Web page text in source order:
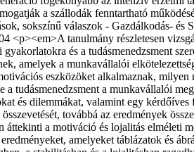
a szállodák fenntartható
sokszínű válaszok - Gazdálkodás- és
<p><em>A tanulmány részletesen
és a tudásmenedzsment
amelyek a munkavállalói
eszközöket alkalmaznak, milyen
tudásmenedzsment a munkavállalói
és dilemmákat, valamint egy kérdőíves
továbbá az eredmények
a motiváció és lojalitás elméleti
amelyeket táblázatok és